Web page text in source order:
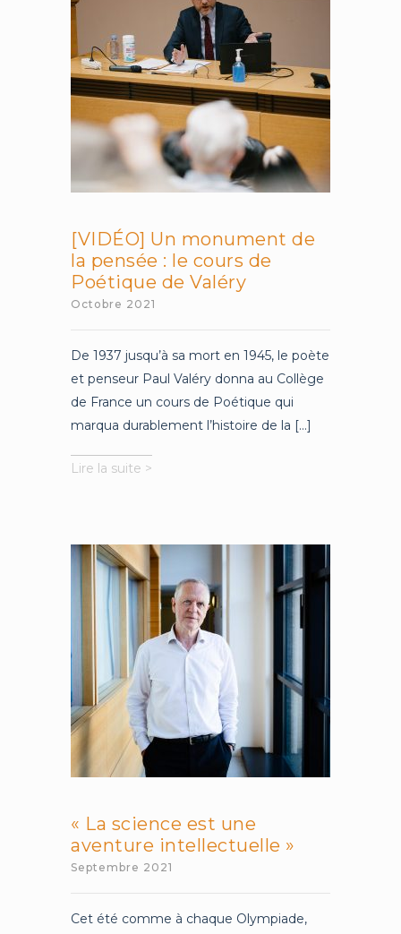
école
de
la
fatalité
»
[VIDÉO] Un monument de
la pensée : le cours de
Poétique de Valéry
Octobre 2021
De 1937 jusqu’à sa mort en 1945, le poète
et penseur Paul Valéry donna au Collège
de France un cours de Poétique qui
marqua durablement l’histoire de la [...]
Lire la suite >
la
pensée
le
cours
de
Poétique
de
Valéry
« La science est une
aventure intellectuelle »
Septembre 2021
Cet été comme à chaque Olympiade,